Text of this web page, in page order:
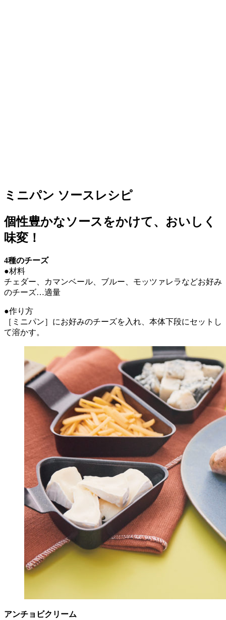
ミニパン ソースレシピ
個性豊かなソースをかけて、おいしく
味変！
4種のチーズ
●材料
チェダー、カマンベール、ブルー、モッツァレラなどお好み
のチーズ…適量
●作り方
［ミニパン］にお好みのチーズを入れ、本体下段にセットし
て溶かす。
アンチョビクリーム